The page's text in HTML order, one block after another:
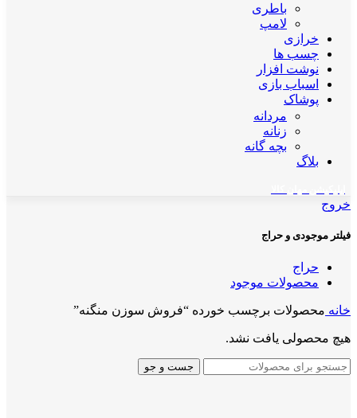
باطری
لامپ
خرازی
چسب ها
نوشت افزار
اسباب بازی
پوشاک
مردانه
زنانه
بچه گانه
بلاگ
خروج
فیلتر موجودی و حراج
حراج
محصولات موجود
خانه محصولات برچسب خورده “فروش سوزن منگنه”
هیچ محصولی یافت نشد.
جست و جو